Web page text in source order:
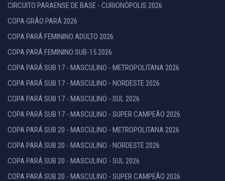
CIRCUITO PARAENSE DE BASE - CURIONÓPOLIS 2026
COPA GRÃO PARÁ 2026
COPA PARÁ FEMININO ADULTO 2026
COPA PARÁ FEMININO SUB-15 2026
COPA PARÁ SUB 17 - MASCULINO - METROPOLITANA 2026
COPA PARÁ SUB 17 - MASCULINO - NORDESTE 2026
COPA PARÁ SUB 17 - MASCULINO - SUL 2026
COPA PARÁ SUB 17 - MASCULINO - SUPER CAMPEÃO 2026
COPA PARÁ SUB 20 - MASCULINO - METROPOLITANA 2026
COPA PARÁ SUB 20 - MASCULINO - NORDESTE 2026
COPA PARÁ SUB 20 - MASCULINO - SUL 2026
COPA PARÁ SUB 20 - MASCULINO - SUPER CAMPEÃO 2026